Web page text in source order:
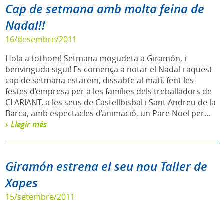
Cap de setmana amb molta feina de
Nadal!!
16/desembre/2011
Hola a tothom! Setmana mogudeta a Giramón, i
benvinguda sigui! Es comença a notar el Nadal i aquest
cap de setmana estarem, dissabte al matí, fent les
festes d’empresa per a les famílies dels treballadors de
CLARIANT, a les seus de Castellbisbal i Sant Andreu de la
Barca, amb espectacles d’animació, un Pare Noel per...
Llegir més
Giramón estrena el seu nou Taller de
Xapes
15/setembre/2011